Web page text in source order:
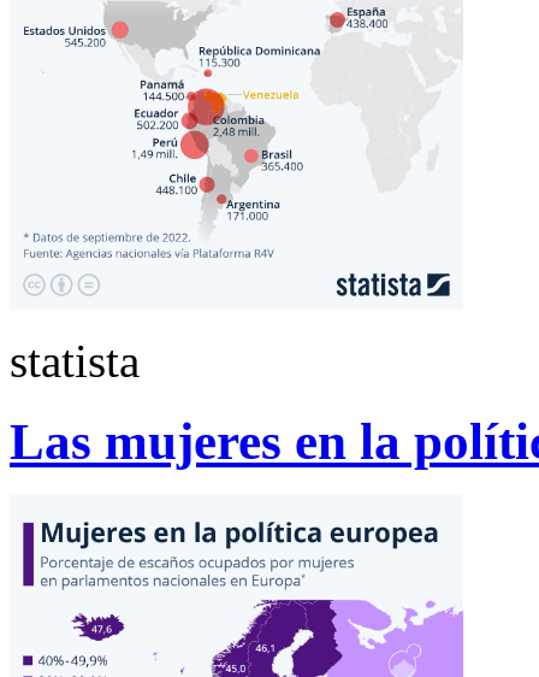
statista
Las mujeres en la